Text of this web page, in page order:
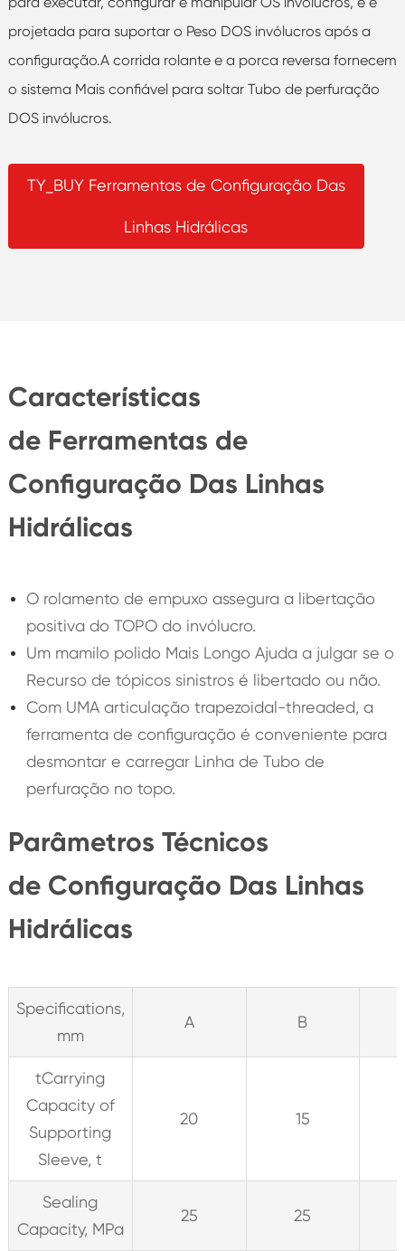
projetada para suportar o Peso DOS invólucros após a
configuração.A corrida rolante e a porca reversa fornecem
o sistema Mais confiável para soltar Tubo de perfuração
DOS invólucros.
TY_BUY Ferramentas de Configuração Das
Linhas Hidrálicas
Características
de Ferramentas de
Configuração Das Linhas
Hidrálicas
O rolamento de empuxo assegura a libertação
positiva do TOPO do invólucro.
Um mamilo polido Mais Longo Ajuda a julgar se o
Recurso de tópicos sinistros é libertado ou não.
Com UMA articulação trapezoidal-threaded, a
ferramenta de configuração é conveniente para
desmontar e carregar Linha de Tubo de
perfuração no topo.
Parâmetros Técnicos
de Configuração Das Linhas
Hidrálicas
Specifications,
mm
A B
tCarrying
Capacity of
Supporting
Sleeve, t
20 15
Sealing
Capacity, MPa
25 25